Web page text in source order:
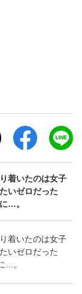
着いたのは女子
いゼロだった
…。
着いたのは女子
いゼロだった
…。